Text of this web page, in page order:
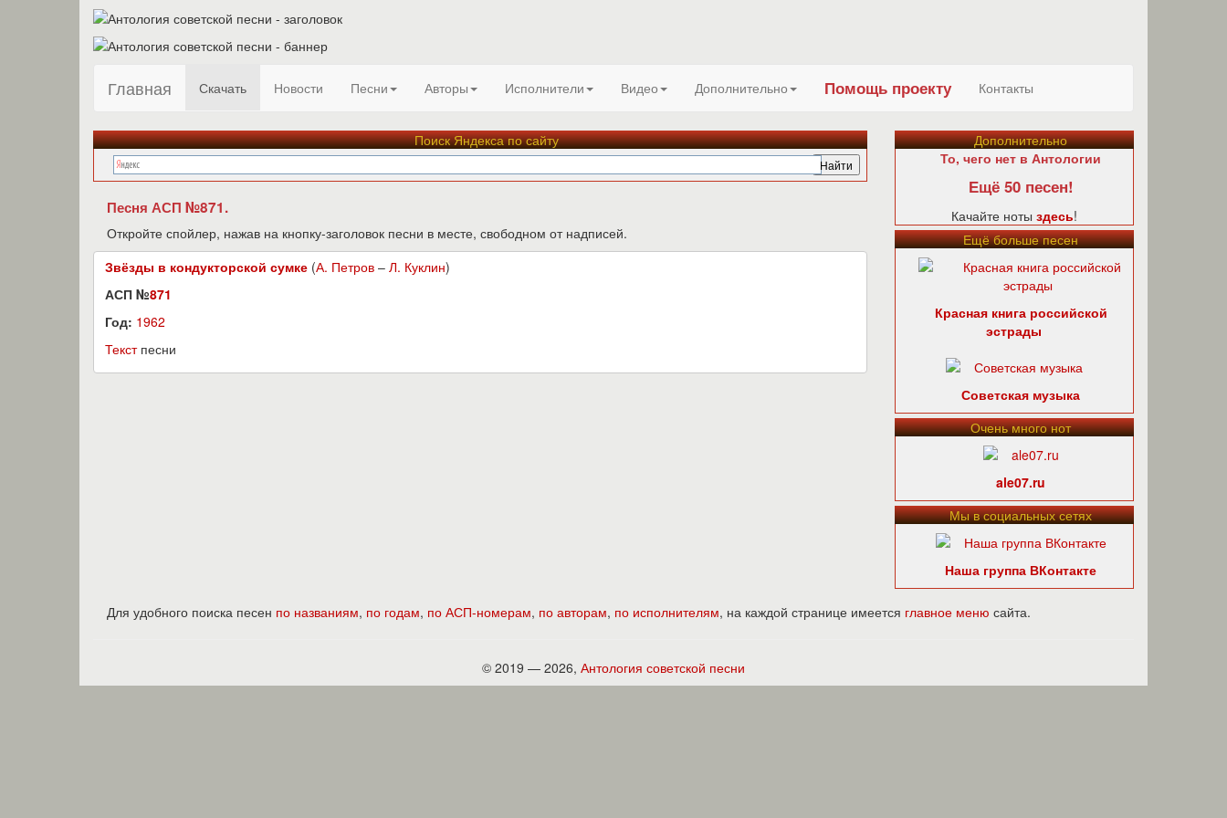
Главная Скачать Новости Песни Авторы Исполнители Видео Дополнительно Помощь проекту Контакты
Поиск Яндекса по сайту
Песня АСП №871.
Откройте спойлер, нажав на кнопку-заголовок песни в месте, свободном от надписей.
Звёзды в кондукторской сумке (А. Петров – Л. Куклин)
АСП №871
Год: 1962
Текстпесни
Дополнительно
То, чего нет в Антологии
Ещё 50 песен!
Качайте ноты здесь!
Ещё больше песен
Красная книга российской
эстрады
Советская музыка
Очень много нот
ale07.ru
Мы в социальных сетях
Наша группа ВКонтакте
Для удобного поиска песен по названиям, по годам, по АСП-номерам, по авторам, по исполнителям, на каждой странице имеется главное меню сайта.
© 2019 — 2026, Антология советской песни